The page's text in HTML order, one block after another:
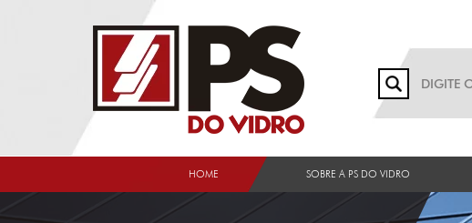
HOME SOBRE A PS DO VIDRO